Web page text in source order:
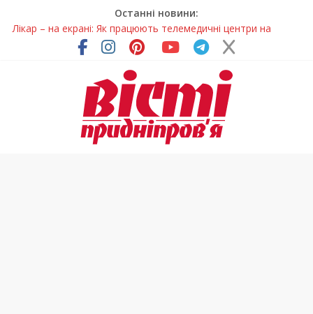
Останні новини:
Лікар – на екрані: Як працюють телемедичні центри на
Дніпропетровщині
У Дніпрі триває масштабна підготовка до опалювального
Пошуки тривають: на Дніпропетровщині досліджують місце
розташування легендарного монастиря (Фото)
Ветерани Дніпропетровщини отримують шанс на власне